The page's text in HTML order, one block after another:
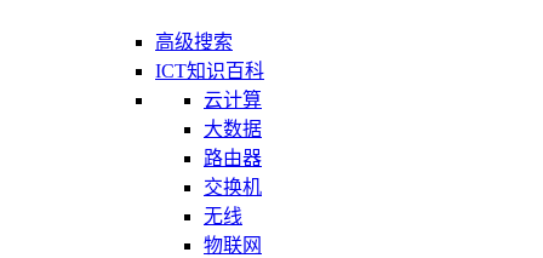
高级搜索
ICT知识百科
云计算
大数据
路由器
交换机
无线
物联网